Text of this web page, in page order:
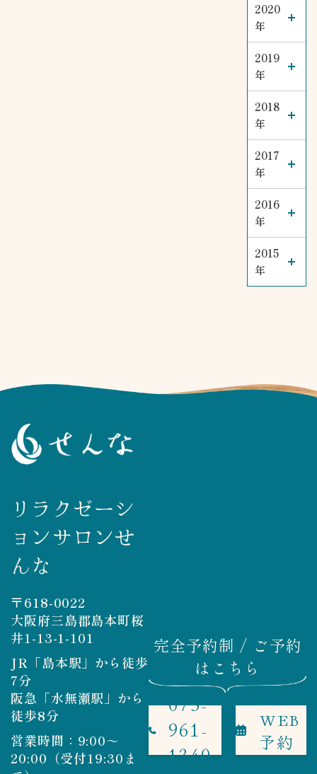
2020
年
2019
年
2018
年
2017
年
2016
年
2015
年
リラクゼーシ
ョンサロンせ
んな
〒618-0022
大阪府三島郡島本町桜
井1-13-1-101
JR「島本駅」から徒歩
7分
阪急「水無瀬駅」から
徒歩8分
営業時間：9:00～
20:00（受付19:30ま
完全予約制 / ご予約
はこちら
075-
961-
1340
WEB
予約